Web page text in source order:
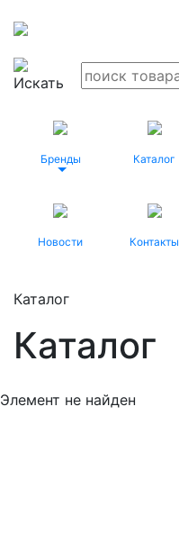
Бренды Каталог
Новости Контакты
Каталог
Каталог
Элемент не найден